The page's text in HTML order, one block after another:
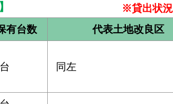
※貸出状
有台数 代表土地改良区
同左